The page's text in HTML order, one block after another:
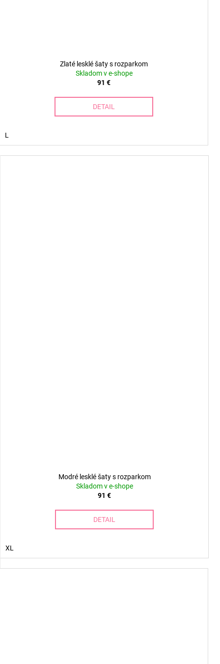
Zlaté lesklé šaty s rozparkom
Skladom v e-shope
91 €
DETAIL
L
Modré lesklé šaty s rozparkom
Skladom v e-shope
91 €
DETAIL
XL